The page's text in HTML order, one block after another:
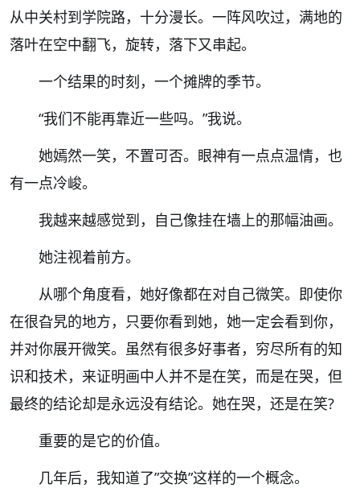
从中关村到学院路，十分漫长。一阵风吹过，满地的
落叶在空中翻飞，旋转，落下又串起。
一个结果的时刻，一个摊牌的季节。
“我们不能再靠近一些吗。 ”我说。
她嫣然一笑，不置可否。眼神有一点点温情，也
有一点冷峻。
我越来越感觉到，自己像挂在墙上的那幅油画。
她注视着前方。
从哪个角度看，她好像都在对自己微笑。即使你
在很旮旯的地方，只要你看到她，她一定会看到你，
并对你展开微笑。虽然有很多好事者，穷尽所有的知
识和技术，来证明画中人并不是在笑，而是在哭，但
最终的结论却是永远没有结论。她在哭，还是在笑?
重要的是它的价值。
几年后，我知道了”交换”这样的一个概念。